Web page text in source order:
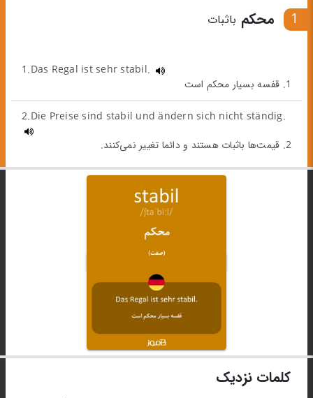
1 محکم باثبات
1.Das Regal ist sehr stabil.
1. قفسه بسیار محکم است
2.Die Preise sind stabil und ändern sich nicht ständig.
2. قیمت‌ها باثبات هستند و دائما تغییر نمی‌کنند.
کلمات نزدیک